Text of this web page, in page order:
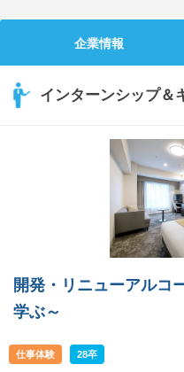
企業情報
インターンシップ＆
開発・リニューアルコ
学ぶ～
仕事体験 28卒